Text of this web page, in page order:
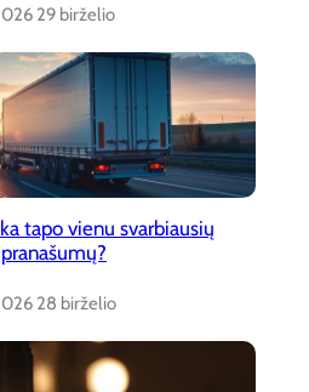
29 birželio
tapo vienu svarbiausių
28 birželio